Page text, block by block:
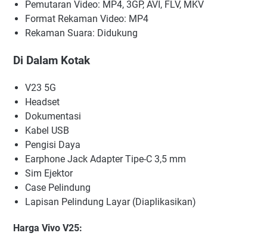
Pemutaran Video: MP4, 3GP, AVI, FLV, MKV
Format Rekaman Video: MP4
Rekaman Suara: Didukung
Di Dalam Kotak
V23 5G
Headset
Dokumentasi
Kabel USB
Pengisi Daya
Earphone Jack Adapter Tipe-C 3,5 mm
Sim Ejektor
Case Pelindung
Lapisan Pelindung Layar (Diaplikasikan)
Harga Vivo V25: